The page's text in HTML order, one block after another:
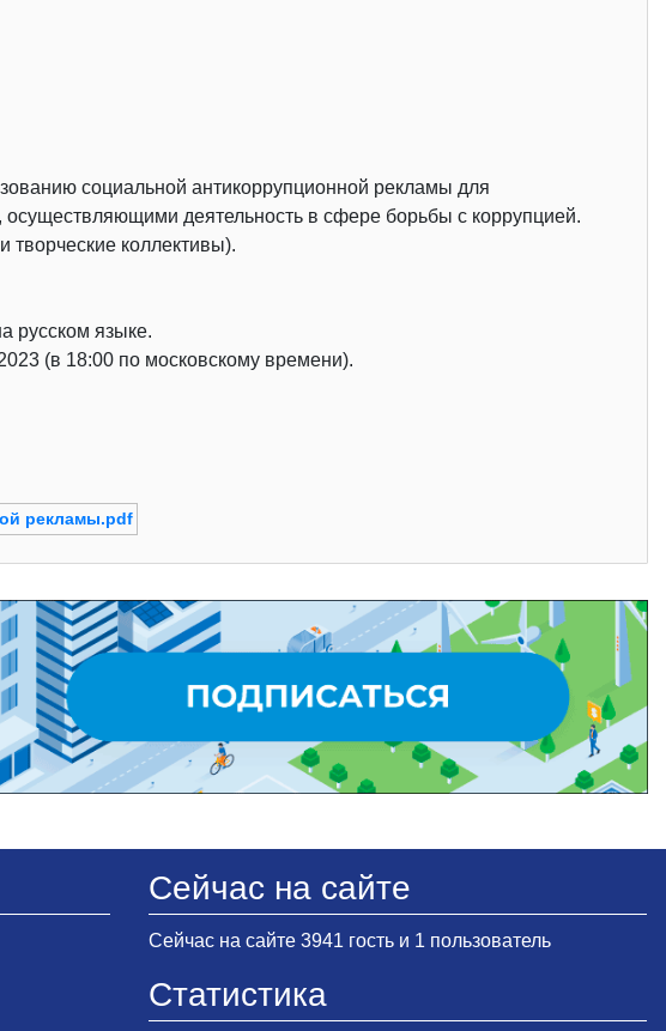
социальной антикоррупционной рекламы для
деятельность в сфере борьбы с коррупцией.
творческие коллективы).
русском языке.
(в 18:00 по московскому времени).
рекламы.pdf
Сейчас на сайте
Сейчас на сайте 3941 гость и 1 пользователь
Статистика